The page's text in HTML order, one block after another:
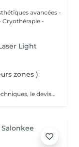
avancées -
-
Light
zones )
Si vous avez déjà été traitée par d'autres techniques, le devis devra être adapté à votre situation. (75 par quart d'heure)